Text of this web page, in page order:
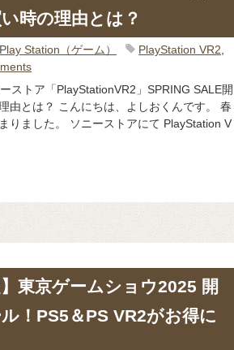
時の理由とは？
Play Station（ゲーム） PlayStation VR2,
ストア「PlayStationVR2」SPRING SALE開
由とは？ こんにちは、よしおくんです。 春
りました。 ソニーストアにて PlayStation V
】東京ゲームショウ2025 開
！PS5＆PS VR2がお得に